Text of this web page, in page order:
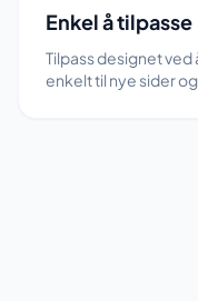
Enkel å tilpasse
Tilpass designet ved
enkelt til nye sider